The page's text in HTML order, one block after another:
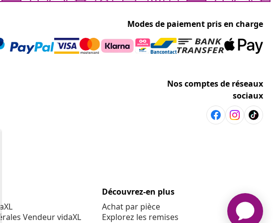
Modes de paiement pris en charge
Nos comptes de réseaux
sociaux
Vendeur vidaXL
Découvrez-en plus
Achat par pièce
Explorez les remises